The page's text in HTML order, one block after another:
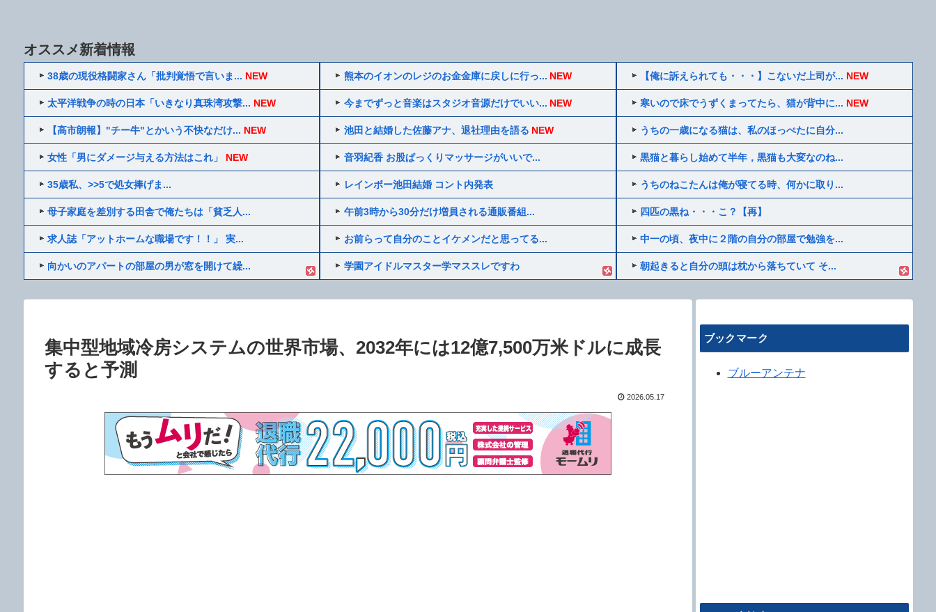
オススメ新着情報
38歳の現役格闘家さん「批判覚悟で言いま... NEW
太平洋戦争の時の日本「いきなり真珠湾攻撃... NEW
【高市朗報】"チー牛"とかいう不快なだけ... NEW
女性「男にダメージ与える方法はこれ」 NEW
35歳私、>>5で処女捧げま...
母子家庭を差別する田舎で俺たちは「貧乏人...
求人誌「アットホームな職場です！！」 実...
向かいのアパートの部屋の男が窓を開けて繰...
熊本のイオンのレジのお金金庫に戻しに行っ... NEW
今までずっと音楽はスタジオ音源だけでいい... NEW
池田と結婚した佐藤アナ、退社理由を語る NEW
音羽紀香 お股ぱっくりマッサージがいいで...
レインボー池田結婚 コント内発表
午前3時から30分だけ増員される通販番組...
お前らって自分のことイケメンだと思ってる...
学園アイドルマスター学マススレですわ
【俺に訴えられても・・・】こないだ上司が... NEW
寒いので床でうずくまってたら、猫が背中に... NEW
うちの一歳になる猫は、私のほっぺたに自分...
黒猫と暮らし始めて半年，黒猫も大変なのね...
うちのねこたんは俺が寝てる時、何かに取り...
四匹の黒ね・・・こ？【再】
中一の頃、夜中に２階の自分の部屋で勉強を...
朝起きると自分の頭は枕から落ちていて そ...
集中型地域冷房システムの世界市場、2032年には12億7,500万米ドルに成長
すると予測
2026.05.17
ブックマーク
ブルーアンテナ